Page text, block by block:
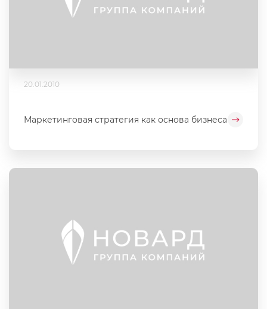
20.01.2010
Маркетинговая стратегия как основа бизнеса